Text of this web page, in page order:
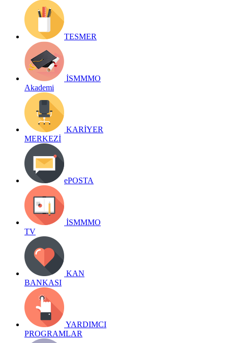
TESMER
İSMMMO
Akademi
KARİYER
MERKEZİ
ePOSTA
İSMMMO
TV
KAN
BANKASI
YARDIMCI
PROGRAMLAR